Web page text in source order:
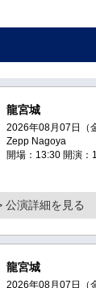
龍宮城
2026年08月07日（
Zepp Nagoya
開場：13:30 開演：
公演詳細を見る
龍宮城
2026年08月07日（